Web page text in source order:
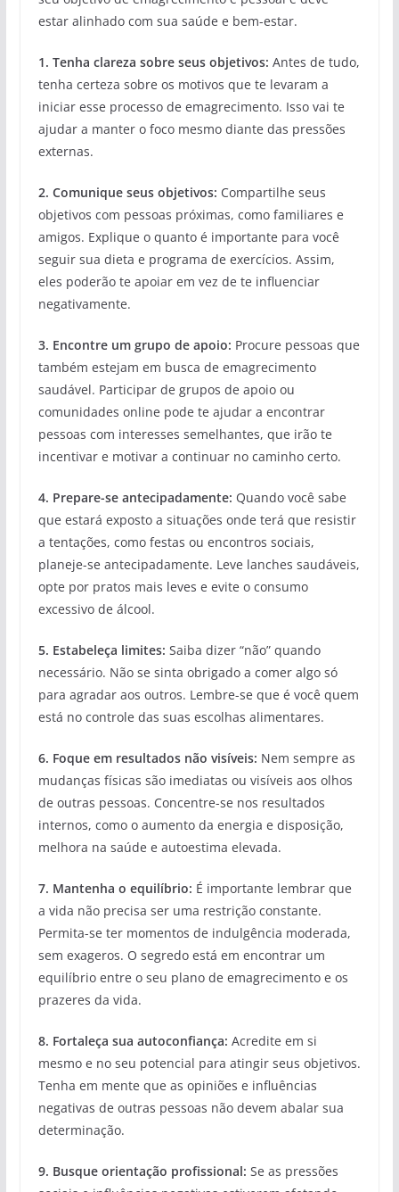
estar alinhado com sua saúde e bem-estar.
1. Tenha clareza sobre seus objetivos: Antes de tudo,
tenha certeza sobre os motivos que te levaram a
iniciar esse processo de emagrecimento. Isso vai te
ajudar a manter o foco mesmo diante das pressões
externas.
2. Comunique seus objetivos: Compartilhe seus
objetivos com pessoas próximas, como familiares e
amigos. Explique o quanto é importante para você
seguir sua dieta e programa de exercícios. Assim,
eles poderão te apoiar em vez de te influenciar
negativamente.
3. Encontre um grupo de apoio: Procure pessoas que
também estejam em busca de emagrecimento
saudável. Participar de grupos de apoio ou
comunidades online pode te ajudar a encontrar
pessoas com interesses semelhantes, que irão te
incentivar e motivar a continuar no caminho certo.
4. Prepare-se antecipadamente: Quando você sabe
que estará exposto a situações onde terá que resistir
a tentações, como festas ou encontros sociais,
planeje-se antecipadamente. Leve lanches saudáveis,
opte por pratos mais leves e evite o consumo
excessivo de álcool.
5. Estabeleça limites: Saiba dizer “não” quando
necessário. Não se sinta obrigado a comer algo só
para agradar aos outros. Lembre-se que é você quem
está no controle das suas escolhas alimentares.
6. Foque em resultados não visíveis: Nem sempre as
mudanças físicas são imediatas ou visíveis aos olhos
de outras pessoas. Concentre-se nos resultados
internos, como o aumento da energia e disposição,
melhora na saúde e autoestima elevada.
7. Mantenha o equilíbrio: É importante lembrar que
a vida não precisa ser uma restrição constante.
Permita-se ter momentos de indulgência moderada,
sem exageros. O segredo está em encontrar um
equilíbrio entre o seu plano de emagrecimento e os
prazeres da vida.
8. Fortaleça sua autoconfiança: Acredite em si
mesmo e no seu potencial para atingir seus objetivos.
Tenha em mente que as opiniões e influências
negativas de outras pessoas não devem abalar sua
determinação.
9. Busque orientação profissional: Se as pressões